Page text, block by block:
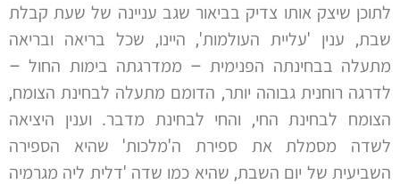
לתוכן שיצק אותו צדיק בביאור שגב עניינה של שעת קבלת
שבת, ענין 'עליית העולמות', היינו, שכל בריאה ובריאה
מתעלה בבחינתה הפנימית – ממדרגתה בימות החול –
לדרגה רוחנית גבוהה יותר, הדומם מתעלה לבחינת הצומח,
הצומח לבחינת החי, והחי לבחינת מדבר. וענין היציאה
לשדה מסמלת את ספירת ה'מלכות' שהיא הספירה
השביעית של יום השבת, שהיא כמו שדה 'דלית ליה מגרמיה